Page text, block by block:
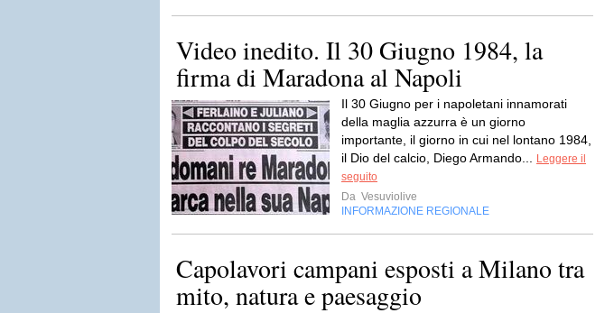
Video inedito. Il 30 Giugno 1984, la
firma di Maradona al Napoli
Il 30 Giugno per i napoletani innamorati
della maglia azzurra è un giorno
importante, il giorno in cui nel lontano 1984,
il Dio del calcio, Diego Armando...
Leggere il
seguito
Da Vesuviolive
INFORMAZIONE REGIONALE
Capolavori campani esposti a Milano tra
mito, natura e paesaggio